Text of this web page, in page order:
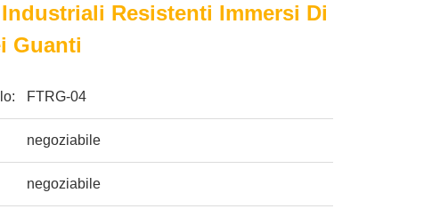
Resistenti Immersi Di
Guanti
FTRG-04
negoziabile
negoziabile